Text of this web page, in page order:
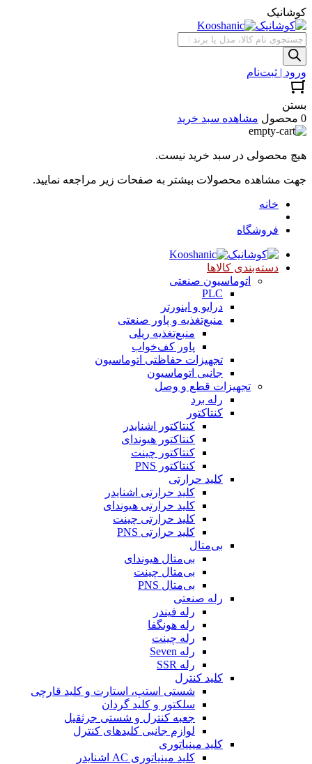
کوشانیک
جستجوی
محصولات
ورود | ثبت‌نام
بستن
0 محصول
مشاهده سبد خرید
هیچ محصولی در سبد خرید نیست.
جهت مشاهده محصولات بیشتر به صفحات زیر مراجعه نمایید.
خانه
فروشگاه
دسته‌بندی کالاها
اتوماسیون صنعتی
PLC
درایو و اینورتر
منبع‌تغذیه و پاور صنعتی
منبع‌تغذیه ریلی
پاور کف‌خواب
تجهیزات حفاظتی اتوماسیون
جانبی اتوماسیون
تجهیزات قطع و وصل
رله برد
کنتاکتور
کنتاکتور اشنایدر
کنتاکتور هیوندای
کنتاکتور چینت
کنتاکتور PNS
کلید حرارتی
کلید حرارتی اشنایدر
کلید حرارتی هیوندای
کلید حرارتی چینت
کلید حرارتی PNS
بی‌متال
بی‌متال هیوندای
بی‌متال چینت
بی‌متال PNS
رله صنعتی
رله فیندر
رله هونگفا
رله چینت
رله Seven
رله SSR
کلید کنترل
شستی استپ، استارت و کلید قارچی
سلکتور و کلید گردان
جعبه کنترل و شستی جرثقیل
لوازم جانبی کلیدهای کنترل
کلید مینیاتوری
کلید مینیاتوری AC اشنایدر